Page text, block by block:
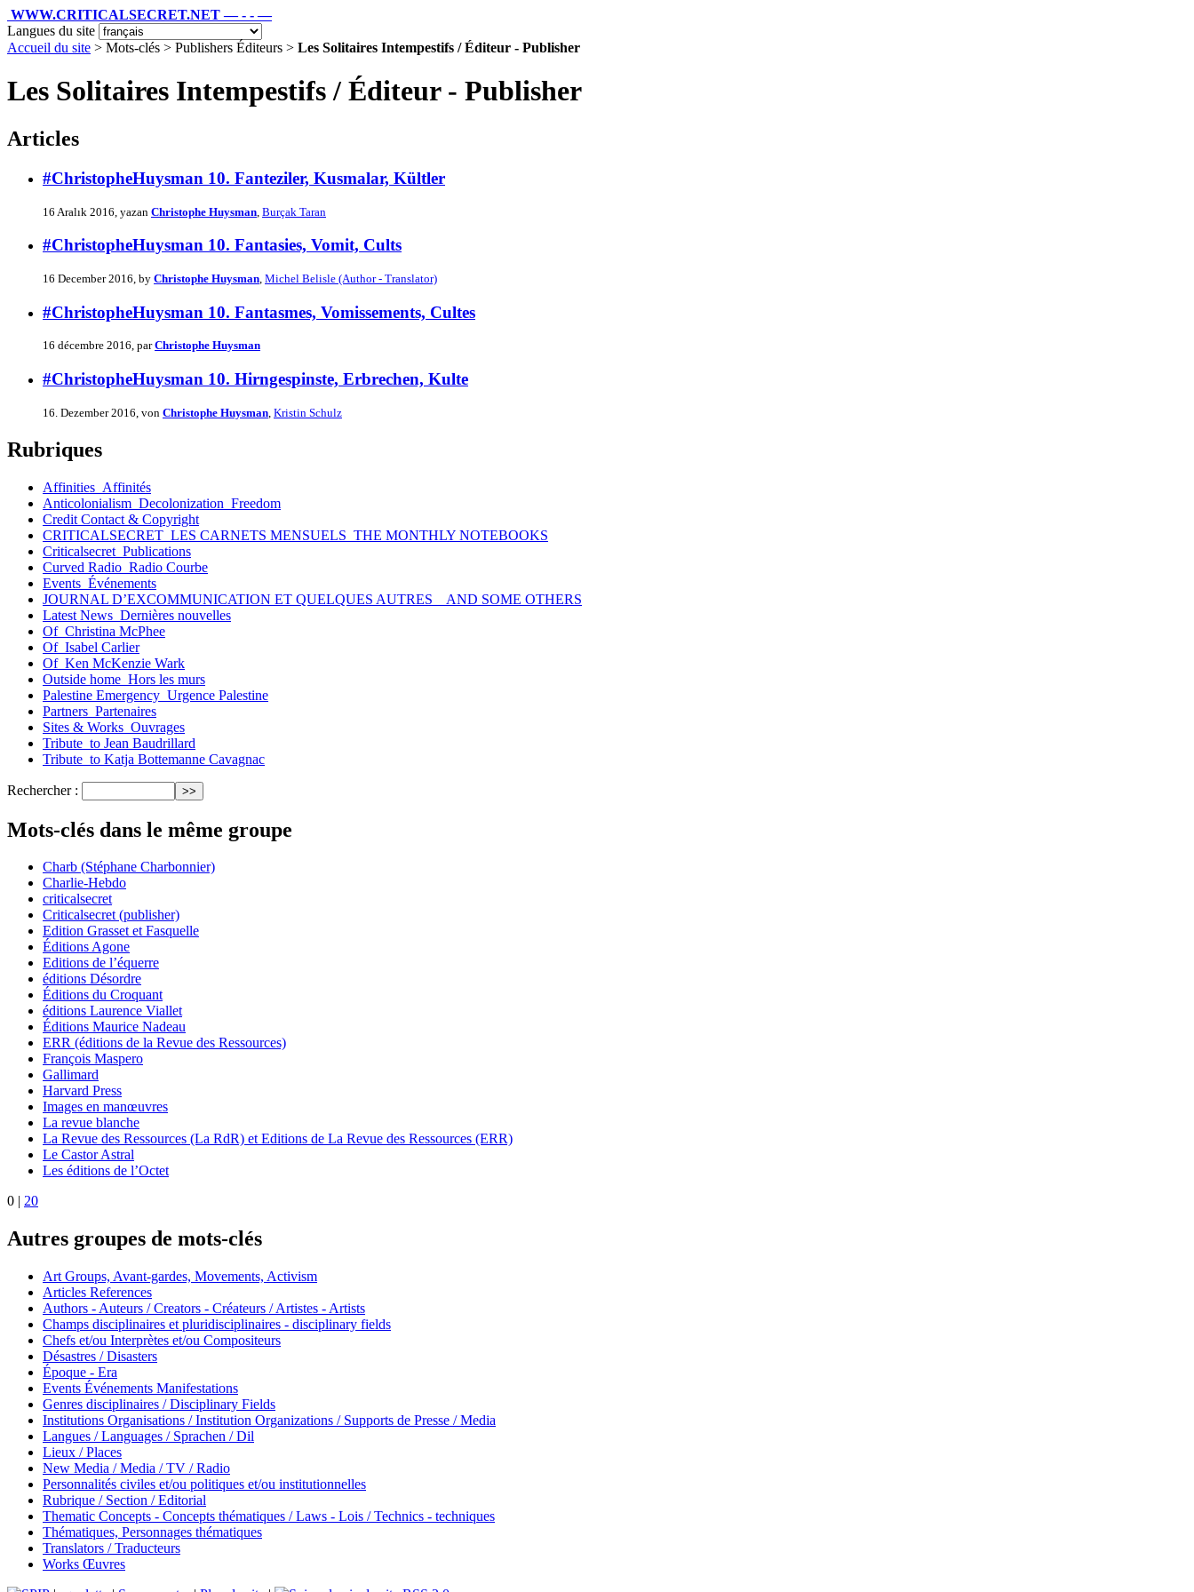
WWW.CRITICALSECRET.NET — - - —
Langues du site
Accueil du site > Mots-clés > Publishers Éditeurs > Les Solitaires Intempestifs / Éditeur - Publisher
Les Solitaires Intempestifs / Éditeur - Publisher
Articles
#ChristopheHuysman 10. Fanteziler, Kusmalar, Kültler
16 Aralık 2016, yazan Christophe Huysman Burçak Taran
#ChristopheHuysman 10. Fantasies, Vomit, Cults
16 December 2016, by Christophe Huysman Michel Belisle (Author - Translator)
#ChristopheHuysman 10. Fantasmes, Vomissements, Cultes
16 décembre 2016, parChristophe Huysman
#ChristopheHuysman 10. Hirngespinste, Erbrechen, Kulte
16. Dezember 2016, von Christophe Huysman Kristin Schulz
Rubriques
Affinities_Affinités
Anticolonialism_Decolonization_Freedom
Credit Contact & Copyright
CRITICALSECRET_LES CARNETS MENSUELS_THE MONTHLY NOTEBOOKS
Criticalsecret_Publications
Curved Radio_Radio Courbe
Events_Événements
JOURNAL D’EXCOMMUNICATION ET QUELQUES AUTRES _ AND SOME OTHERS
Latest News_Dernières nouvelles
Of_Christina McPhee
Of_Isabel Carlier
Of_Ken McKenzie Wark
Outside home_Hors les murs
Palestine Emergency_Urgence Palestine
Partners_Partenaires
Sites & Works_Ouvrages
Tribute_to Jean Baudrillard
Tribute_to Katja Bottemanne Cavagnac
Rechercher :
Mots-clés dans le même groupe
Charb (Stéphane Charbonnier)
Charlie-Hebdo
criticalsecret
Criticalsecret (publisher)
Edition Grasset et Fasquelle
Éditions Agone
Editions de l’équerre
éditions Désordre
Éditions du Croquant
éditions Laurence Viallet
Éditions Maurice Nadeau
ERR (éditions de la Revue des Ressources)
François Maspero
Gallimard
Harvard Press
Images en manœuvres
La revue blanche
La Revue des Ressources (La RdR) et Editions de La Revue des Ressources (ERR)
Le Castor Astral
Les éditions de l’Octet
0 | 20
Autres groupes de mots-clés
Art Groups, Avant-gardes, Movements, Activism
Articles References
Authors - Auteurs / Creators - Créateurs / Artistes - Artists
Champs disciplinaires et pluridisciplinaires - disciplinary fields
Chefs et/ou Interprètes et/ou Compositeurs
Désastres / Disasters
Époque - Era
Events Événements Manifestations
Genres disciplinaires / Disciplinary Fields
Institutions Organisations / Institution Organizations / Supports de Presse / Media
Langues / Languages / Sprachen / Dil
Lieux / Places
New Media / Media / TV / Radio
Personnalités civiles et/ou politiques et/ou institutionnelles
Rubrique / Section / Editorial
Thematic Concepts - Concepts thématiques / Laws - Lois / Technics - techniques
Thématiques, Personnages thématiques
Translators / Traducteurs
Works Œuvres